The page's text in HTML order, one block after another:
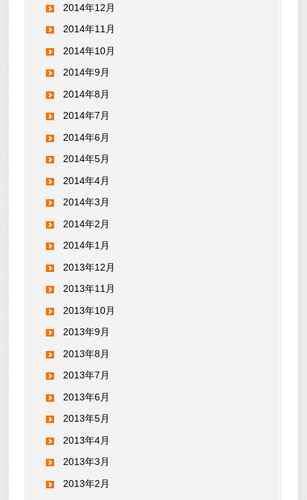
2014年12月
2014年11月
2014年10月
2014年9月
2014年8月
2014年7月
2014年6月
2014年5月
2014年4月
2014年3月
2014年2月
2014年1月
2013年12月
2013年11月
2013年10月
2013年9月
2013年8月
2013年7月
2013年6月
2013年5月
2013年4月
2013年3月
2013年2月